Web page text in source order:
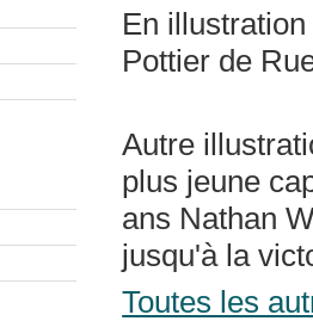
En
Pottier de
Autre
plus jeune
ans Nathan
jusqu'à la
Toutes les